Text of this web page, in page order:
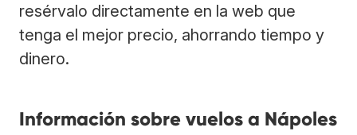
resérvalo directamente en la web que
tenga el mejor precio, ahorrando tiempo y
dinero.
Información sobre vuelos a Nápoles